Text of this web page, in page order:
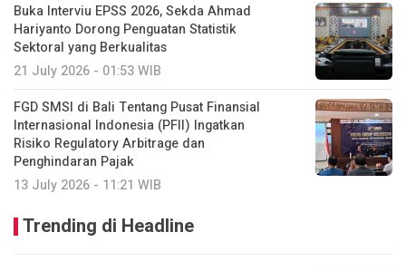
Buka Interviu EPSS 2026, Sekda Ahmad
Hariyanto Dorong Penguatan Statistik
Sektoral yang Berkualitas
21 July 2026 - 01:53 WIB
FGD SMSI di Bali Tentang Pusat Finansial
Internasional Indonesia (PFII) Ingatkan
Risiko Regulatory Arbitrage dan
Penghindaran Pajak
13 July 2026 - 11:21 WIB
Trending di Headline